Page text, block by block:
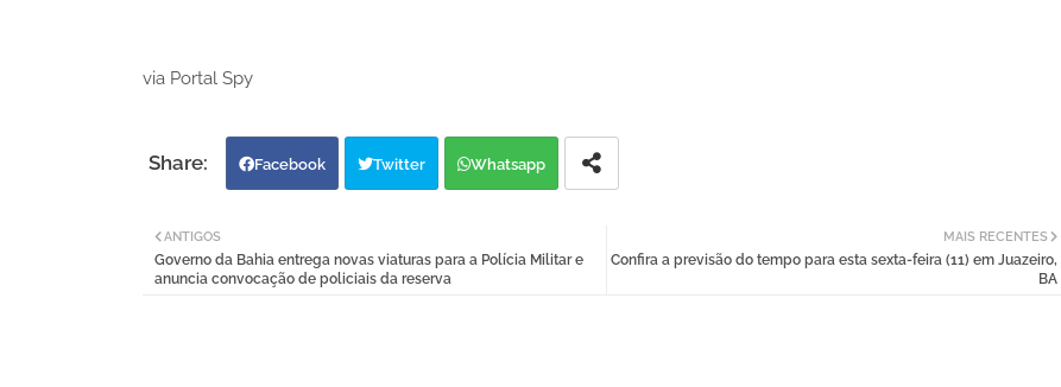
via Portal Spy
Facebook Twitter Whatsapp
MAIS RECENTES
Confira a previsão do tempo para esta sexta-feira (11) em Juazeiro,
BA
ANTIGOS
Governo da Bahia entrega novas viaturas para a Polícia Militar e
anuncia convocação de policiais da reserva